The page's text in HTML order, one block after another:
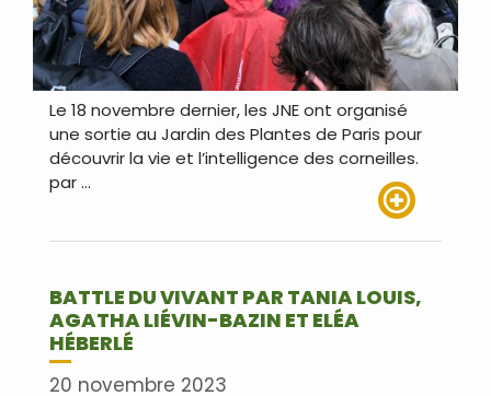
Le 18 novembre dernier, les JNE ont organisé
une sortie au Jardin des Plantes de Paris pour
découvrir la vie et l’intelligence des corneilles.
par …
BATTLE DU VIVANT PAR TANIA LOUIS,
AGATHA LIÉVIN-BAZIN ET ELÉA
HÉBERLÉ
20 novembre 2023